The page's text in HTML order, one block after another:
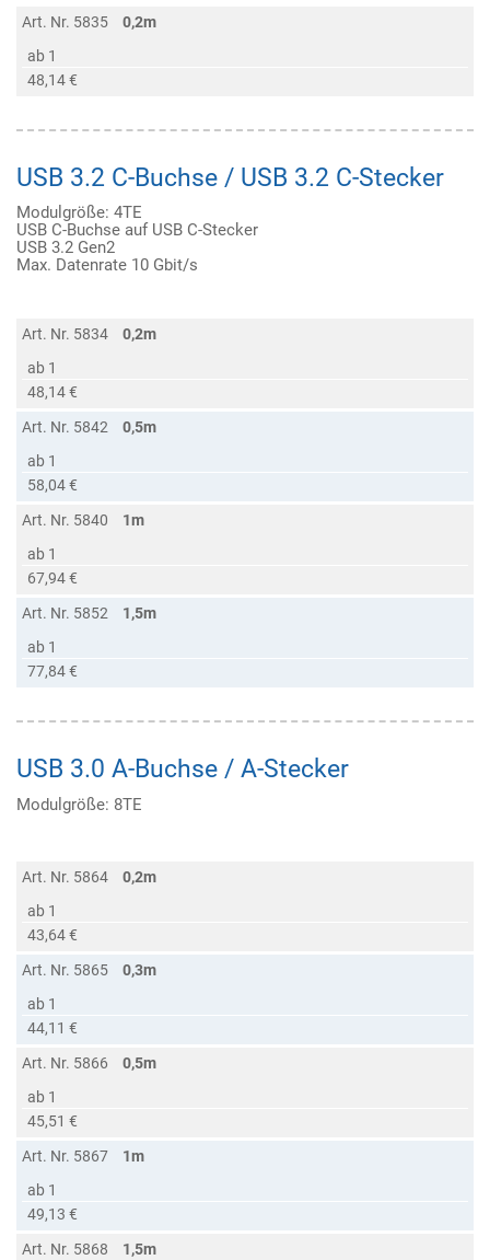
Art. Nr. 5835
0,2m
ab 1
48,14 €
USB 3.2 C-Buchse / USB 3.2 C-Stecker
Modulgröße: 4TE
USB C-Buchse auf USB C-Stecker
USB 3.2 Gen2
Max. Datenrate 10 Gbit/s
Art. Nr. 5834
0,2m
ab 1
48,14 €
Art. Nr. 5842
0,5m
ab 1
58,04 €
Art. Nr. 5840
1m
ab 1
67,94 €
Art. Nr. 5852
1,5m
ab 1
77,84 €
USB 3.0 A-Buchse / A-Stecker
Modulgröße: 8TE
Art. Nr. 5864
0,2m
ab 1
43,64 €
Art. Nr. 5865
0,3m
ab 1
44,11 €
Art. Nr. 5866
0,5m
ab 1
45,51 €
Art. Nr. 5867
1m
ab 1
49,13 €
Art. Nr. 5868
1,5m